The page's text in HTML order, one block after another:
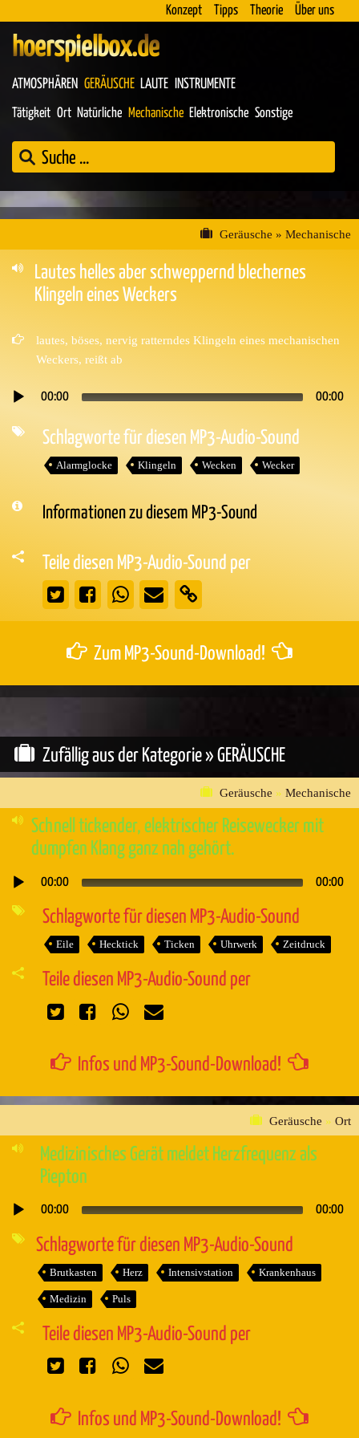
Konzept Tipps Theorie Über uns
hoerspielbox.de
ATMOSPHÄREN GERÄUSCHE LAUTE INSTRUMENTE
Tätigkeit Ort Natürliche Mechanische Elektronische Sonstige
Geräusche » Mechanische
Lautes helles aber schweppernd blechernes
Klingeln eines Weckers
lautes, böses, nervig ratterndes Klingeln eines mechanischen
Weckers, reißt ab
Audio-
00:00 00:00
Schlagworte für diesen MP3-Audio-Sound
Alarmglocke Klingeln Wecken Wecker
Informationen zu diesem MP3-Sound
Teile diesen MP3-Audio-Sound per
Zum MP3-Sound-Download!
Zufällig aus der Kategorie » GERÄUSCHE
Geräusche » Mechanische
Schnell tickender, elektrischer Reisewecker mit
dumpfen Klang ganz nah gehört.
Audio-
00:00 00:00
Schlagworte für diesen MP3-Audio-Sound
Eile Hecktick Ticken Uhrwerk Zeitdruck
Teile diesen MP3-Audio-Sound per
Infos und MP3-Sound-Download!
Geräusche » Ort
Medizinisches Gerät meldet Herzfrequenz als
Piepton
Audio-
00:00 00:00
Schlagworte für diesen MP3-Audio-Sound
Brutkasten Herz Intensivstation Krankenhaus
Medizin Puls
Teile diesen MP3-Audio-Sound per
Infos und MP3-Sound-Download!